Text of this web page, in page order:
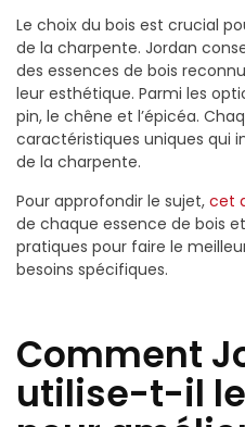
Le choix du bois est crucial
de la charpente. Jordan
des essences de bois
leur esthétique. Parmi les
pin, le chêne et l’épicéa.
caractéristiques uniques qui
de la charpente.
Pour approfondir le sujet, cet
de chaque essence de bois
pratiques pour faire le
besoins spécifiques.
Comment
utilise-t-il